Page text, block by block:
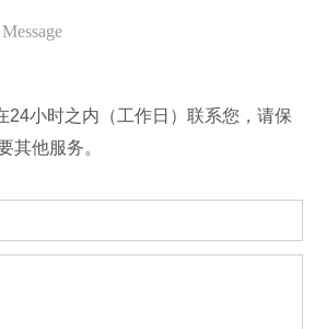
Message
24小时之内（工作日）联系您，请保
其他服务。